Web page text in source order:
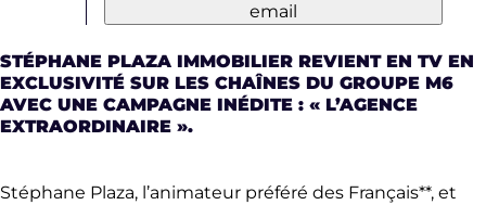
email
STÉPHANE PLAZA IMMOBILIER REVIENT EN TV EN
EXCLUSIVITÉ SUR LES CHAÎNES DU GROUPE M6
AVEC UNE CAMPAGNE INÉDITE : « L’AGENCE
EXTRAORDINAIRE ».
Stéphane Plaza, l’animateur préféré des Français**, et